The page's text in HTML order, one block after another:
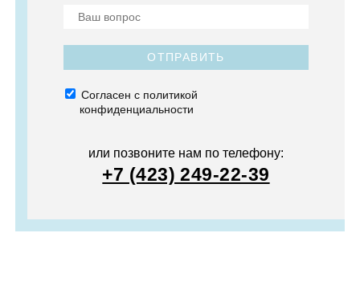
ОТПРАВИТЬ
Согласен с политикой
конфиденциальности
или позвоните нам по телефону:
+7 (423) 249-22-39